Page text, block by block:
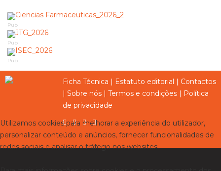
Pub
Pub
Pub
Ficha Técnica | Estatuto editorial | Contactos
| Sobre nós | Termos e condições | Política
de privacidade
Utilizamos cookies para melhorar a experiência do utilizador,
personalizar conteúdo e anúncios, fornecer funcionalidades de
redes sociais e analisar o tráfego nos websites.